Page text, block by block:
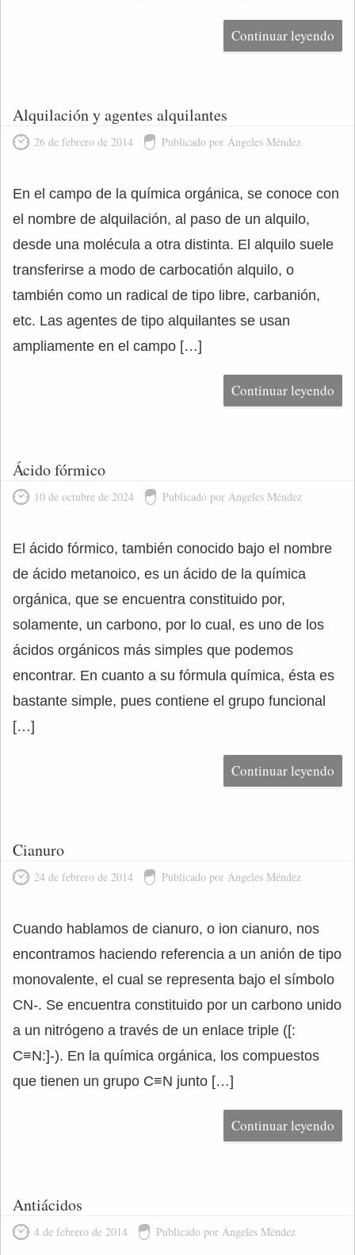
Continuar leyendo
Alquilación y agentes alquilantes
26 de febrero de 2014 Publicado por Ángeles Méndez
En el campo de la química orgánica, se conoce con
el nombre de alquilación, al paso de un alquilo,
desde una molécula a otra distinta. El alquilo suele
transferirse a modo de carbocatión alquilo, o
también como un radical de tipo libre, carbanión,
etc. Las agentes de tipo alquilantes se usan
ampliamente en el campo […]
Continuar leyendo
Ácido fórmico
10 de octubre de 2024 Publicado por Ángeles Méndez
El ácido fórmico, también conocido bajo el nombre
de ácido metanoico, es un ácido de la química
orgánica, que se encuentra constituido por,
solamente, un carbono, por lo cual, es uno de los
ácidos orgánicos más simples que podemos
encontrar. En cuanto a su fórmula química, ésta es
bastante simple, pues contiene el grupo funcional
[…]
Continuar leyendo
Cianuro
24 de febrero de 2014 Publicado por Ángeles Méndez
Cuando hablamos de cianuro, o ion cianuro, nos
encontramos haciendo referencia a un anión de tipo
monovalente, el cual se representa bajo el símbolo
CN-. Se encuentra constituido por un carbono unido
a un nitrógeno a través de un enlace triple ([:
C≡N:]-). En la química orgánica, los compuestos
que tienen un grupo C≡N junto […]
Continuar leyendo
Antiácidos
4 de febrero de 2014 Publicado por Ángeles Méndez